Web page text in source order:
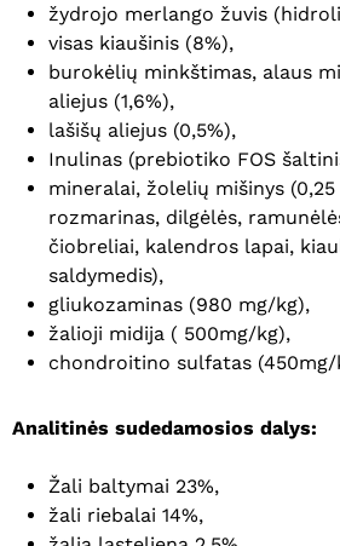
žydrojo merlango žuvis
visas kiaušinis (8%),
burokėlių minkštimas, alaus
aliejus (1,6%),
lašišų aliejus (0,5%),
Inulinas (prebiotiko FOS
mineralai, žolelių mišinys
rozmarinas, dilgėlės,
čiobreliai, kalendros lapai,
saldymedis),
gliukozaminas (980 mg/kg),
žalioji midija ( 500mg/kg),
chondroitino sulfatas (450mg/
Analitinės sudedamosios dalys:
Žali baltymai 23%,
žali riebalai 14%,